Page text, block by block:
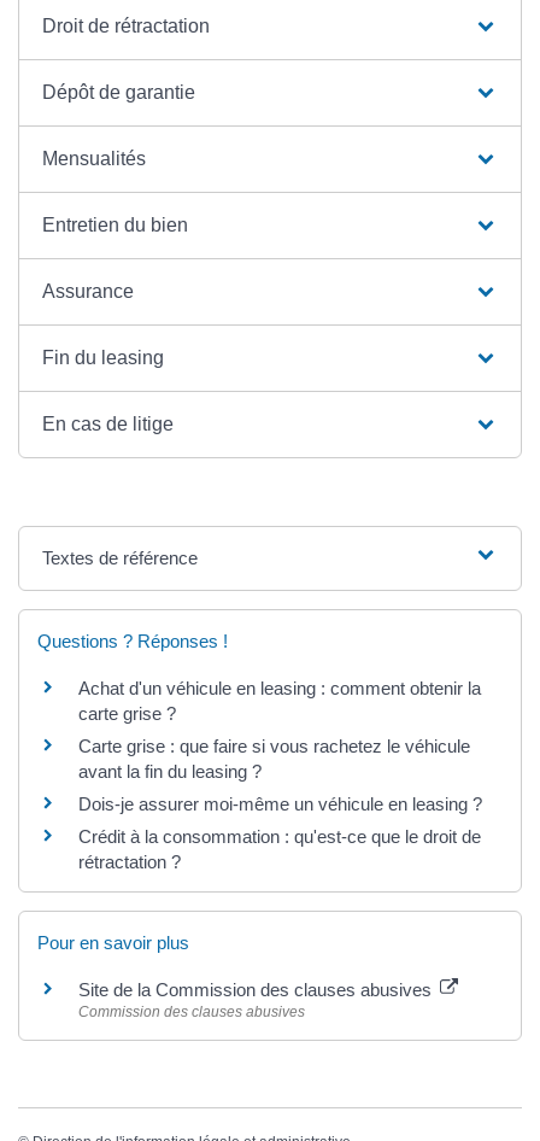
Droit de rétractation
Dépôt de garantie
Mensualités
Entretien du bien
Assurance
Fin du leasing
En cas de litige
Textes de référence
Questions ? Réponses !
Achat d'un véhicule en leasing : comment obtenir la
carte grise ?
Carte grise : que faire si vous rachetez le véhicule
avant la fin du leasing ?
Dois-je assurer moi-même un véhicule en leasing ?
Crédit à la consommation : qu'est-ce que le droit de
rétractation ?
Pour en savoir plus
Site de la Commission des clauses abusives
Commission des clauses abusives